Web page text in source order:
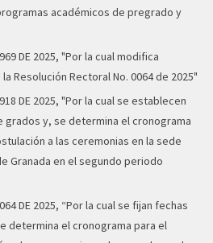
académicos de pregrado y
DE 2025, "Por la cual modifica
Resolución Rectoral No. 0064 de 2025"
DE 2025, "Por la cual se establecen
grados y, se determina el cronograma
a las ceremonias en la sede
Granada en el segundo periodo
DE 2025, “Por la cual se fijan fechas
determina el cronograma para el